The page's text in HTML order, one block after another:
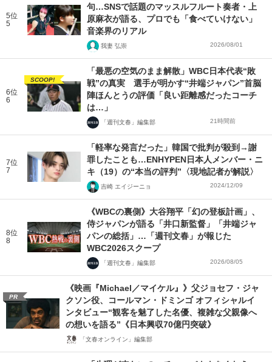
5位
5
句…SNSで話題のマッスルフルート奏者・上
原麻衣が語る、プロでも「食べていけない」
音楽界のリアル
我妻 弘崇 2026/08/01
6位
6
SCOOP!
「最悪の空気のまま解散」WBC日本代表“敗
戦”の真実 選手が明かす“井端ジャパン”首脳
陣ほんとうの評価「良い距離感だったコーチ
は…」
「週刊文春」編集部 21時間前
7位
7
「軽率な発言だった」韓国で批判が殺到→謝
罪したことも…ENHYPEN日本人メンバー・ニ
キ（19）の“本当の評判”〈現地記者が解説〉
吉崎 エイジーニョ 2024/12/09
8位
8
《WBCの裏側》大谷翔平「幻の登板計画」、
侍ジャパンが語る「井口新監督」「井端ジャ
パンの総括」…「週刊文春」が報じた
WBC2026スクープ
「週刊文春」編集部 2026/08/05
PR
《映画『Michael／マイケル』》父ジョセフ・ジャ
クソン役、コールマン・ドミンゴ オフィシャルイ
ンタビュー“観客を魅了した名優、複雑な父親像へ
の想いを語る”《日本興収70億円突破》
「文春オンライン」編集部